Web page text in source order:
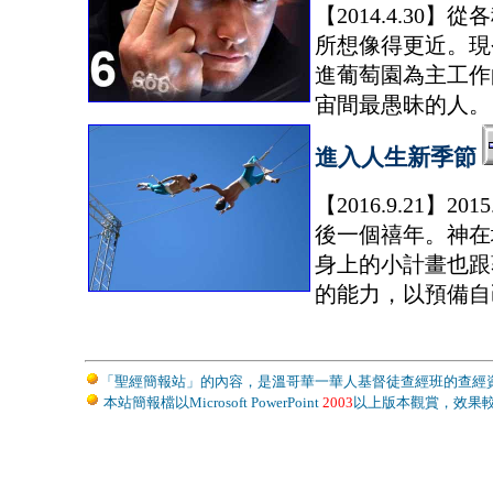
【2014.4.30】
所想像得更近。
進葡萄園為主工
宙間最愚昧的人。
進入人生新季節
【2016.9.21】
後一個禧年。神
身上的小計畫也
的能力，以預備
「聖經簡報站」的內容，是溫哥華一華人基督徒查經班的查
本站簡報檔以Microsoft PowerPoint 2003 以上版本觀賞，效果